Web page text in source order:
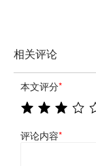
相关评论
本文评分*
评论内容*